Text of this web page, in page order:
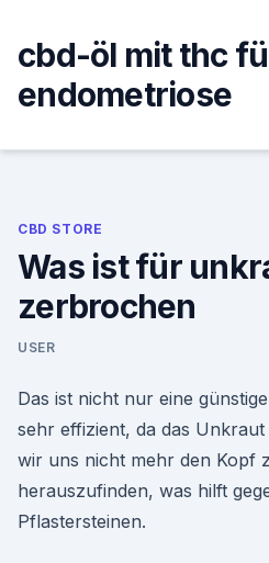
content
cbd-öl mit thc
endometriose
CBD STORE
Was ist für
zerbrochen
USER
Das ist nicht nur eine
sehr effizient, da das
wir uns nicht mehr den Kopf
herauszufinden, was hilft
Pflastersteinen.